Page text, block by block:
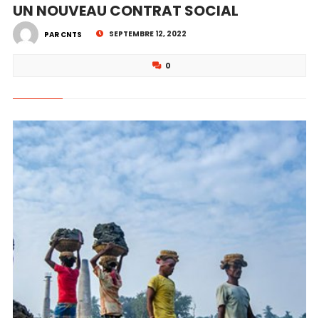
UN NOUVEAU CONTRAT SOCIAL
PAR CNTS SEPTEMBRE 12, 2022
0